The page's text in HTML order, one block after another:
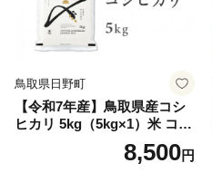
鳥取県日野町
【令和7年産】鳥取県産コシ
ヒカリ 5kg（5kg×1）米 コシ
ヒカリ こしひかり お米 白米
精米 5キロ おこめ こめ コメ
8,500円